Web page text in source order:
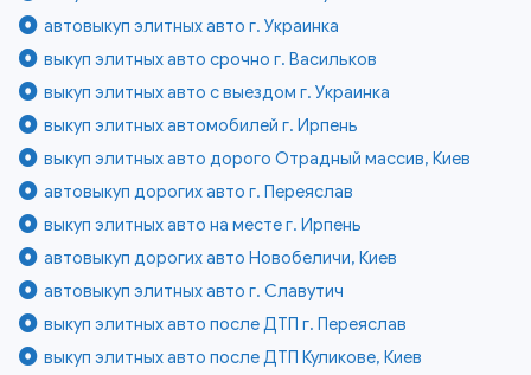
автовыкуп элитных авто г. Украинка
выкуп элитных авто срочно г. Васильков
выкуп элитных авто с выездом г. Украинка
выкуп элитных автомобилей г. Ирпень
выкуп элитных авто дорого Отрадный массив, Киев
автовыкуп дорогих авто г. Переяслав
выкуп элитных авто на месте г. Ирпень
автовыкуп дорогих авто Новобеличи, Киев
автовыкуп элитных авто г. Славутич
выкуп элитных авто после ДТП г. Переяслав
выкуп элитных авто после ДТП Куликове, Киев